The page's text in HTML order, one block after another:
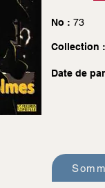
No : 73
Collection :
Date de